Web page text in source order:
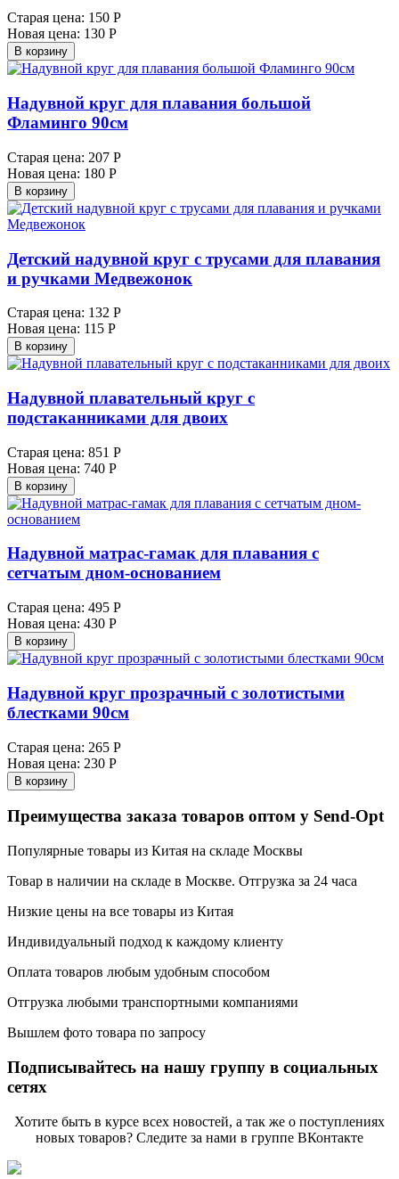
Старая цена: 150 Р
Новая цена: 130 Р
В корзину
Надувной круг для плавания большой
Фламинго 90см
Старая цена: 207 Р
Новая цена: 180 Р
В корзину
Детский надувной круг с трусами для плавания
и ручками Медвежонок
Старая цена: 132 Р
Новая цена: 115 Р
В корзину
Надувной плавательный круг с
подстаканниками для двоих
Старая цена: 851 Р
Новая цена: 740 Р
В корзину
Надувной матрас-гамак для плавания с
сетчатым дном-основанием
Старая цена: 495 Р
Новая цена: 430 Р
В корзину
Надувной круг прозрачный с золотистыми
блестками 90см
Старая цена: 265 Р
Новая цена: 230 Р
В корзину
Преимущества заказа товаров оптом у Send-Opt
Популярные товары из Китая на складе Москвы
Товар в наличии на складе в Москве. Отгрузка за 24 часа
Низкие цены на все товары из Китая
Индивидуальный подход к каждому клиенту
Оплата товаров любым удобным способом
Отгрузка любыми транспортными компаниями
Вышлем фото товара по запросу
Подписывайтесь на нашу группу в социальных
сетях
Хотите быть в курсе всех новостей, а так же о поступлениях
новых товаров? Следите за нами в группе ВКонтакте